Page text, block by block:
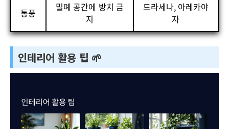
통풍
밀폐 공간에 방치 금
지
드라세나, 아레카야
자
인테리어 활용 팁 🌱